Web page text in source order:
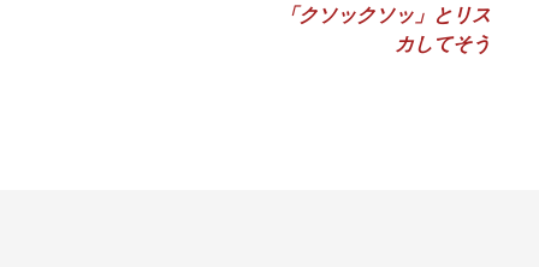
「クソックソッ」とリス
カしてそう